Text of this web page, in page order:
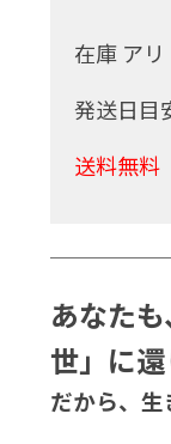
在庫 アリ
発送日目
送料無料
あなた
世」に還
だから、生